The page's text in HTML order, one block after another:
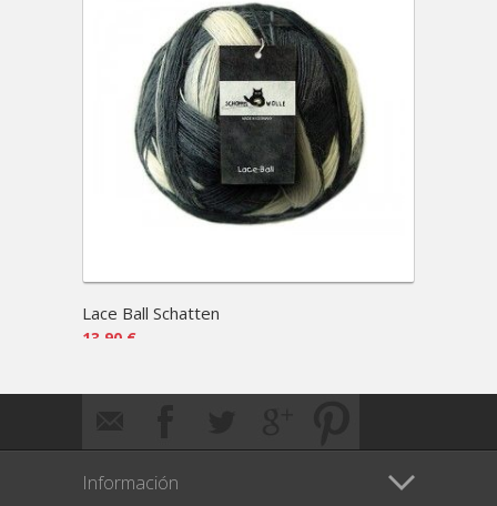
Lace Ball Schatten
13,90 €
Información